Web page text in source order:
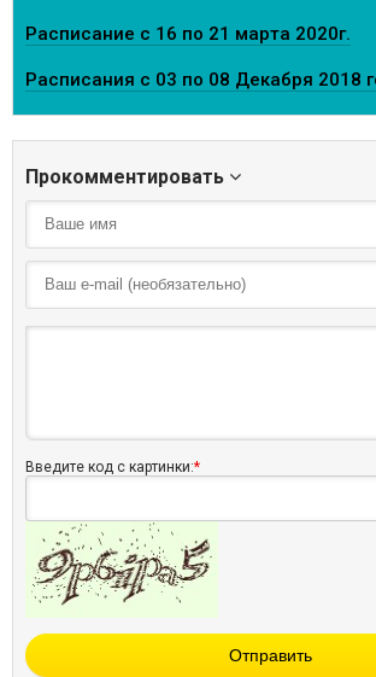
Расписание с 16 по 21 марта 2020г.
Расписания с 03 по 08 Декабря 2018
Прокомментировать
Введите код с картинки:*
Отправить